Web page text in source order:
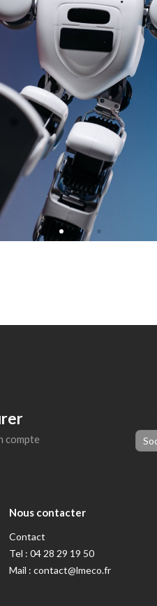
compte
Nous contacter
Contact
Tel : 04 28 29 19 50
Mail : contact@lmeco.fr